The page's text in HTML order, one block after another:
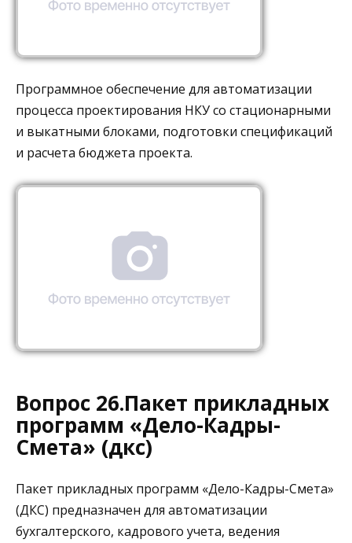
Программное обеспечение для автоматизации
процесса проектирования НКУ со стационарными
и выкатными блоками, подготовки спецификаций
и расчета бюджета проекта.
Вопрос 26.Пакет прикладных
программ «Дело-Кадры-
Смета» (дкс)
Пакет прикладных программ «Дело-Кадры-Смета»
(ДКС) предназначен для автоматизации
бухгалтерского, кадрового учета, ведения